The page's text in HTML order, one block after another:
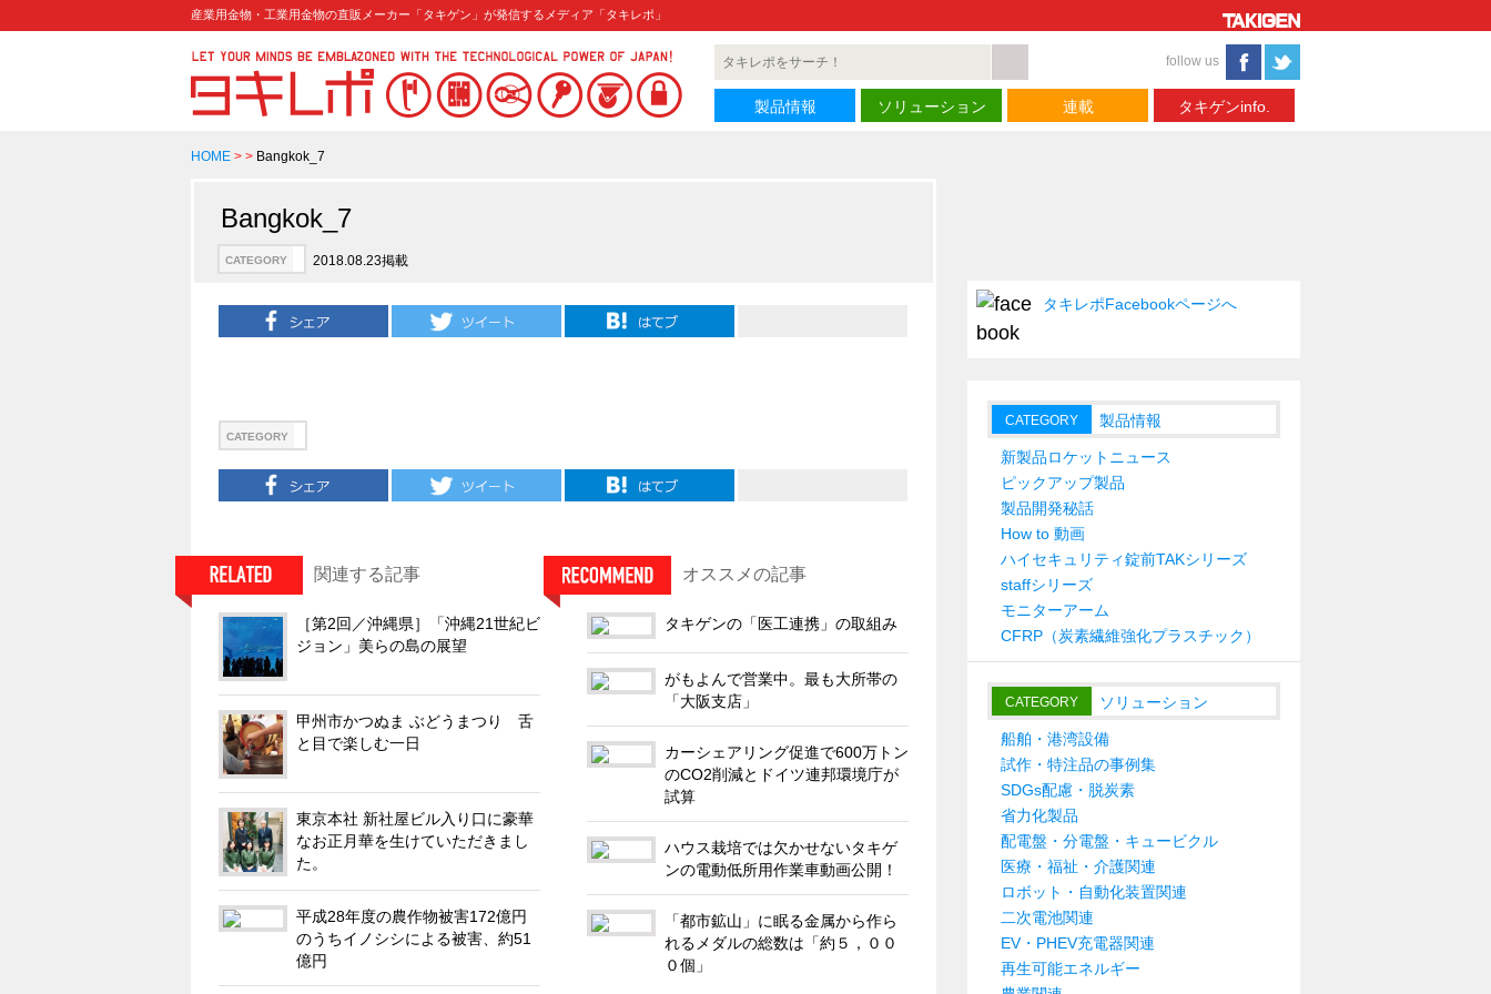
産業用金物・工業用金物の直販メーカー「タキゲン」が発信するメディア「タキレポ」
follow us
製品情報 ソリューション 連載 タキゲンinfo.
HOME > > Bangkok_7
Bangkok_7
CATEGORY 2018.08.23掲載
CATEGORY
関連する記事
［第2回／沖縄県］「沖縄21世紀ビ
ジョン」美らの島の展望
甲州市かつぬま ぶどうまつり 舌
と目で楽しむ一日
東京本社 新社屋ビル入り口に豪華
なお正月華を生けていただきまし
た。
平成28年度の農作物被害172億円
のうちイノシシによる被害、約51
億円
オススメの記事
タキゲンの「医工連携」の取組み
がもよんで営業中。最も大所帯の
「大阪支店」
カーシェアリング促進で600万トン
のCO2削減とドイツ連邦環境庁が
試算
ハウス栽培では欠かせないタキゲ
ンの電動低所用作業車動画公開！
「都市鉱山」に眠る金属から作ら
れるメダルの総数は「約５，００
０個」
タキレポFacebookページへ
CATEGORY 製品情報
新製品ロケットニュース
ピックアップ製品
製品開発秘話
How to 動画
ハイセキュリティ錠前TAKシリーズ
staffシリーズ
モニターアーム
CFRP（炭素繊維強化プラスチック）
CATEGORY ソリューション
船舶・港湾設備
試作・特注品の事例集
SDGs配慮・脱炭素
省力化製品
配電盤・分電盤・キュービクル
医療・福祉・介護関連
ロボット・自動化装置関連
二次電池関連
EV・PHEV充電器関連
再生可能エネルギー